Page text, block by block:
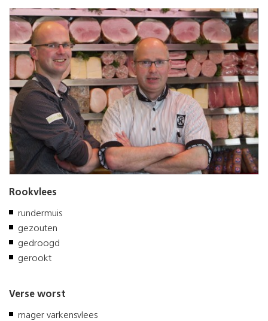
Rookvlees
rundermuis
gezouten
gedroogd
gerookt
Verse worst
mager varkensvlees